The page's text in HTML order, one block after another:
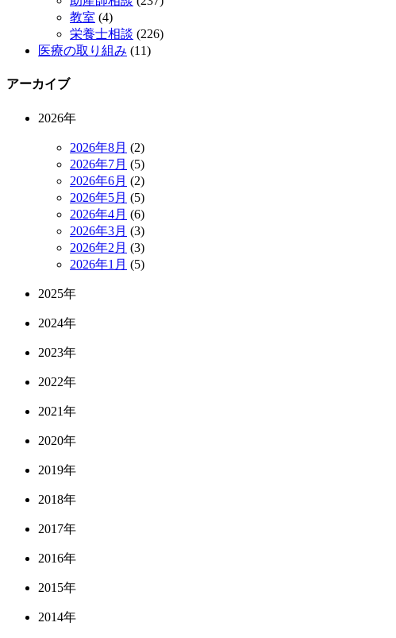
教室 (4)
栄養士相談 (226)
医療の取り組み (11)
アーカイブ
2026年
2026年8月 (2)
2026年7月 (5)
2026年6月 (2)
2026年5月 (5)
2026年4月 (6)
2026年3月 (3)
2026年2月 (3)
2026年1月 (5)
2025年
2024年
2023年
2022年
2021年
2020年
2019年
2018年
2017年
2016年
2015年
2014年